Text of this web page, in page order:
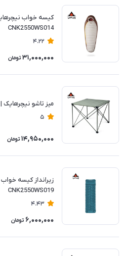
CNK2550WS014
4.22
31,000,000 تومان
میز تاشو نیچرهایک | CNK2450JJ013
5
14,950,000 تومان
CNK2550WS019
4.43
6,000,000 تومان